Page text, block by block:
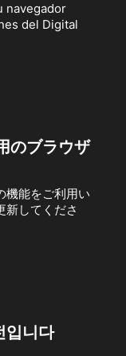
navegador
del Digital
のブラウザ
機能をご利用い
新してくださ
입니다